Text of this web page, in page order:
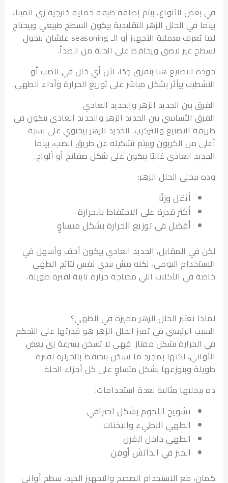
الأنواع، بيتم إضافة طبقة حماية خارجية زي المينا،
في الحلل الزهر التقليدية بيكون السطح طبيعي وبيحتاج
لما يُعرف بعملية التجهيز أو الـ seasoning علشان يتحول
غير لاصق ويحافظ على الحلة من الصدأ.
التصنيع هنا بتفرق جدًا، لأن أي خلل في الصب أو
بيأثر بشكل مباشر على توزيع الحرارة وأداء الطهي.
بين الحديد الزهر والحديد العادي
الأساسي بين الحديد الزهر والحديد العادي بيكون في
التصنيع والتركيب. الحديد الزهر بيحتوي على نسبة
من الكربون وبيتم تشكيله عن طريق الصب، بينما
العادي غالبًا بيكون على شكل صفائح أو ألواح.
الحلل الزهر:
أثقل وزنًا
أكثر قدرة على الاحتفاظ بالحرارة
أفضل في توزيع الحرارة بشكل متساوٍ
المقابل، الحديد العادي بيكون أخف وأسهل في
اليومي، لكنه مش بيدي نفس نتائج الطهي
في الأكلات اللي محتاجة حرارة ثابتة لفترة طويلة.
تعتبر الحلل الزهر مميزة في الطهي؟
الرئيسي في تميز الحلل الزهر هو قدرتها على التحكم
بشكل ممتاز. فهي لا تسخن بسرعة زي بعض
لكنها بمجرد ما تسخن بتحتفظ بالحرارة لفترة
وبتوزعها بشكل متساوٍ على كل أجزاء الحلة.
مثالية لعدة استخدامات:
تشويح اللحوم بشكل احترافي
الطهي البطيء واليخنات
الطهي داخل الفرن
الخبز في الداتش أوفن
مع الاستخدام الصحيح والتجهيز الجيد، سطح أواني